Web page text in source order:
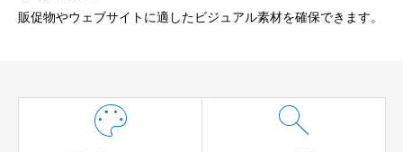
販促物やウェブサイトに適したビジュアル素材を確保できます。
 